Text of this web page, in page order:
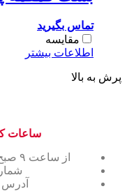
تماس بگیرید
مقایسه
اطلاعات بیشتر
پرش به بالا
ساعات
از ساعت ۹ صبح الی ۹ شب پاسخگوی شما هستیم.
آدرس